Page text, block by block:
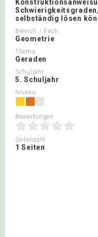
selbständig lösen
Bereich / Fach
Geometrie
Thema
Geraden
Schuljahr
5. Schuljahr
Niveau
Bewertungen
Seitenzahl
1 Seiten